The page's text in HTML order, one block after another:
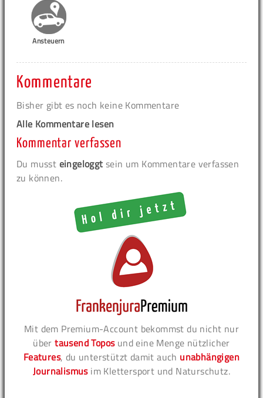
Ansteuern
Kommentare
Bisher gibt es noch keine Kommentare
Alle Kommentare lesen
Kommentar verfassen
Du musst eingeloggt sein um Kommentare verfassen
zu können.
Mit dem Premium-Account bekommst du nicht nur
übertausend Toposund eine Menge nützlicher
Features, du unterstützt damit auch unabhängigen
Journalismusim Klettersport und Naturschutz.